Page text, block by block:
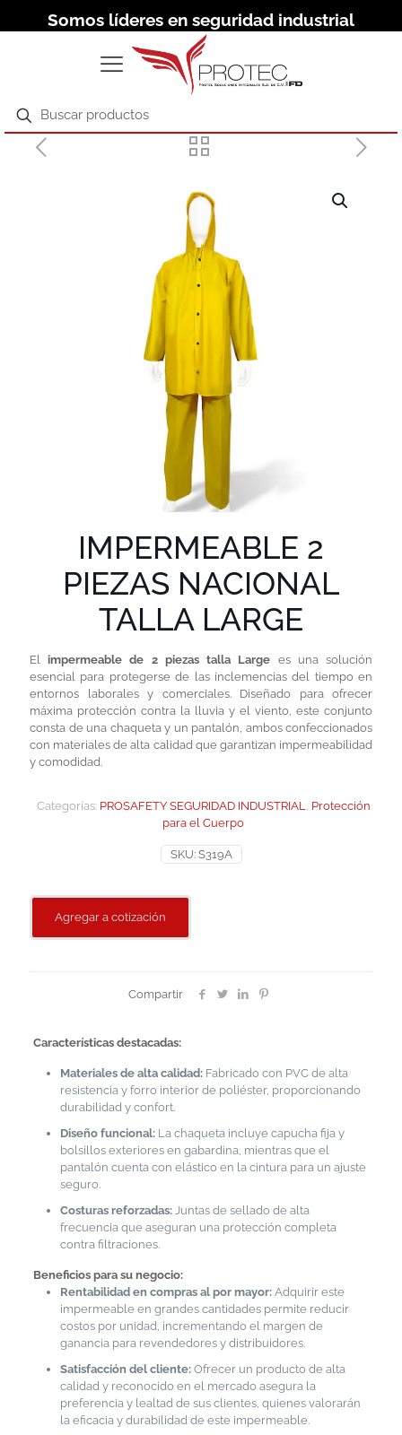
Somos líderes en seguridad industrial
IMPERMEABLE 2
PIEZAS NACIONAL
TALLA LARGE
Elimpermeable de 2 piezas talla Large es una solución
esencial para protegerse de las inclemencias del tiempo en
entornos laborales y comerciales. Diseñado para ofrecer
máxima protección contra la lluvia y el viento, este conjunto
consta de una chaqueta y un pantalón, ambos confeccionados
con materiales de alta calidad que garantizan impermeabilidad
y comodidad.
SKU: S319A
Categorías: PROSAFETY SEGURIDAD INDUSTRIAL
Protección
para el Cuerpo
Agregar a cotización
Compartir
Características destacadas:
Materiales de alta calidad:Fabricado con PVC de alta
resistencia y forro interior de poliéster, proporcionando
durabilidad y confort.
Diseño funcional:La chaqueta incluye capucha fija y
bolsillos exteriores en gabardina, mientras que el
pantalón cuenta con elástico en la cintura para un ajuste
seguro.
Costuras reforzadas:Juntas de sellado de alta
frecuencia que aseguran una protección completa
contra filtraciones.
Beneficios para su negocio:
Rentabilidad en compras al por mayor:Adquirir este
impermeable en grandes cantidades permite reducir
costos por unidad, incrementando el margen de
ganancia para revendedores y distribuidores.
Satisfacción del cliente:Ofrecer un producto de alta
calidad y reconocido en el mercado asegura la
preferencia y lealtad de sus clientes, quienes valorarán
la eficacia y durabilidad de este impermeable.